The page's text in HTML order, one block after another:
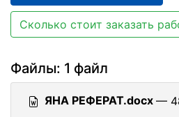
Сколько стоит заказать
Файлы: 1 файл
ЯНА РЕФЕРАТ.docx —